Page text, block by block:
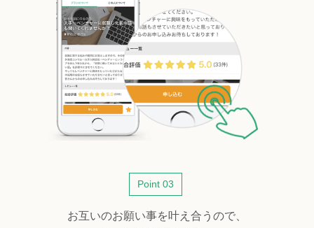
Point 03
お互いのお願い事を叶え合うので、